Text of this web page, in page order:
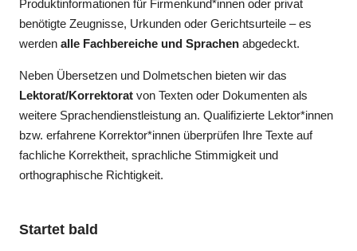
Produktinformationen für Firmenkund*innen oder privat
benötigte Zeugnisse, Urkunden oder Gerichtsurteile – es
werden alle Fachbereiche und Sprachen abgedeckt.
Neben Übersetzen und Dolmetschen bieten wir das
Lektorat/Korrektorat von Texten oder Dokumenten als
weitere Sprachendienstleistung an. Qualifizierte Lektor*innen
bzw. erfahrene Korrektor*innen überprüfen Ihre Texte auf
fachliche Korrektheit, sprachliche Stimmigkeit und
orthographische Richtigkeit.
Startet bald